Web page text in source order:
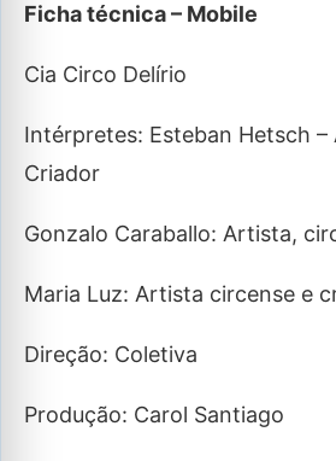
Ficha técnica – Mobile
Cia Circo Delírio
Intérpretes: Esteban Hetsch
Criador
Gonzalo Caraballo: Artista,
Maria Luz: Artista circense e
Direção: Coletiva
Produção: Carol Santiago